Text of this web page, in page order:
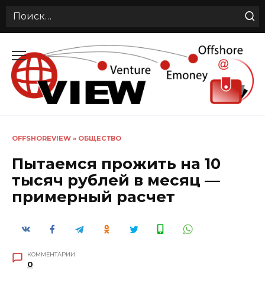
Search
содержанию
OFFSHOREVIEW » ОБЩЕСТВО
Пытаемся прожить на 10
тысяч рублей в месяц —
примерный расчет
КОММЕНТАРИИ
0